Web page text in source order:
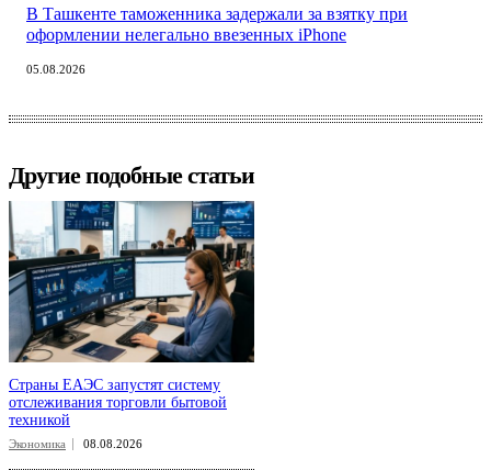
В Ташкенте таможенника задержали за взятку при
оформлении нелегально ввезенных iPhone
05.08.2026
Другие подобные статьи
Страны ЕАЭС запустят систему
отслеживания торговли бытовой
техникой
Экономика 08.08.2026